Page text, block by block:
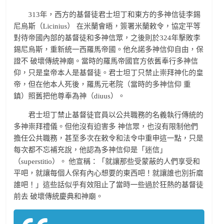
313年，西方的基督徒君士坦丁和東方的多神信徒李錫
尼烏斯（Licinius） 在米蘭會晤，簽署米蘭敕令，協定平等
對待帝國內部的基督徒和多神信眾，之後則於324年擊敗李
錫尼烏斯，重新統一西羅馬帝國。他允諾多神信仰自由，保
證不 破壞傳統神廟。當時的羅馬帝國官方依舊奉行多神信
仰，只是皇帝本人是基督徒。君士坦丁只禁止崇拜神化的皇
帝，但在他本人死後，羅馬元老院（當時的多神信仰 重
鎮）照舊把他尊奉為神（diuus）。
君士坦丁禁止基督徒官員以公共職務的名義執行傳統的
多神崇拜禮儀。但他沒有迫害多 神信眾，也沒有限制他們
擔任公共職務，甚至多次在敕令和法令中重申這一點，只是
每次都不忘補充說，他認為多神信仰是「迷信」
（superstitio）。 他宣稱：「就讓那些受蒙蔽的人們享受和
平吧，就讓每個人保有內心想要的東西吧！就讓誰也別折磨
誰吧！」這些話似乎有效阻止了當時一些過於狂熱的基督徒
前去 破壞傳統慶典和神廟。